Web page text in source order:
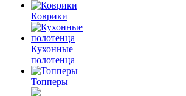
Коврики
Кухонные
полотенца
Топперы